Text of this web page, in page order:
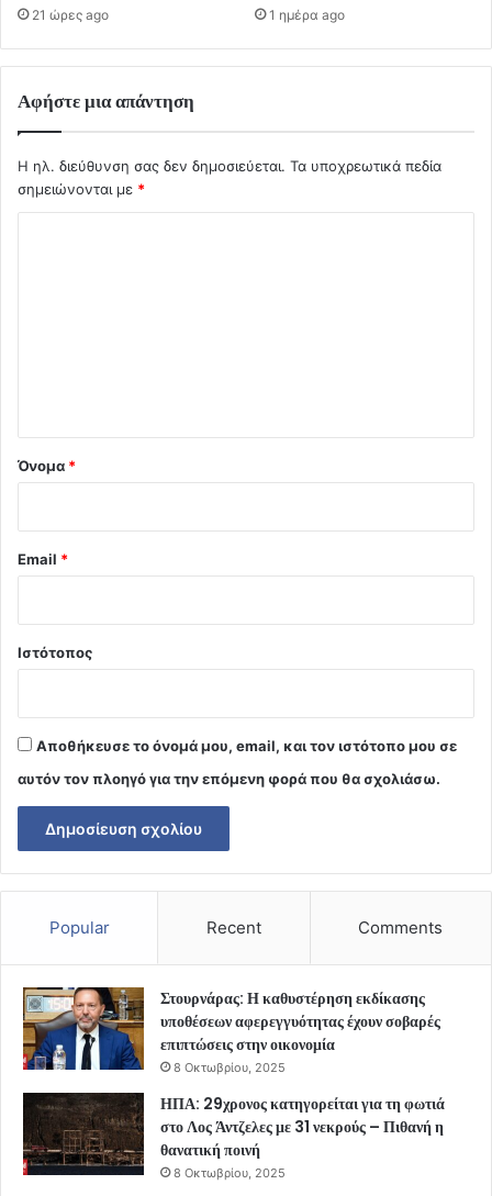
21 ώρες ago 1 ημέρα ago
Αφήστε μια απάντηση
Η ηλ. διεύθυνση σας δεν δημοσιεύεται. Τα υποχρεωτικά πεδία
σημειώνονται με *
Όνομα *
Email *
Ιστότοπος
Αποθήκευσε το όνομά μου, email, και τον ιστότοπο μου σε
αυτόν τον πλοηγό για την επόμενη φορά που θα σχολιάσω.
Popular Recent Comments
Στουρνάρας: Η καθυστέρηση εκδίκασης
υποθέσεων αφερεγγυότητας έχουν σοβαρές
επιπτώσεις στην οικονομία
8 Οκτωβρίου, 2025
ΗΠΑ: 29χρονος κατηγορείται για τη φωτιά
στο Λος Άντζελες με 31 νεκρούς – Πιθανή η
θανατική ποινή
8 Οκτωβρίου, 2025